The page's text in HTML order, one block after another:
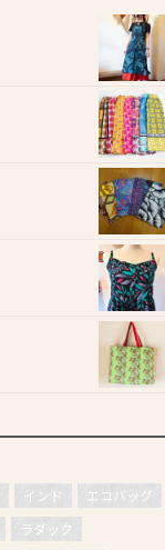
インド
エコバッグ
ラダック